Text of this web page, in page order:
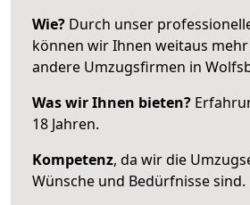
Wie? Durch unser
können wir Ihnen weitaus
andere Umzugsfirmen in
Was wir Ihnen bieten?
18 Jahren.
Kompetenz, da wir die
Wünsche und Bedürfnisse sind.